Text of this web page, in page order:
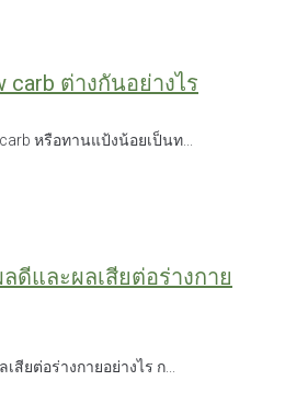
ต่างกันอย่างไร
หรือทานแป้งน้อยเป็นท...
ดีและผลเสียต่อร่างกาย
สียต่อร่างกายอย่างไร ก...